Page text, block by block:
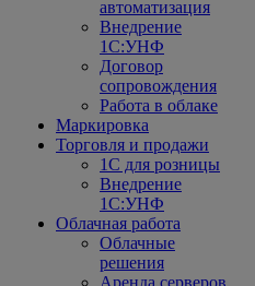
автоматизация
Внедрение
1С:УНФ
Договор
сопровождения
Работа в облаке
Маркировка
Торговля и продажи
1С для розницы
Внедрение
1С:УНФ
Облачная работа
Облачные
решения
Аренда серверов